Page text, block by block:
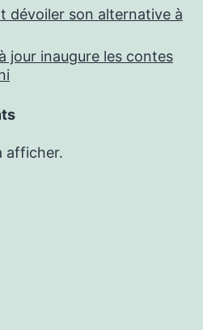
dévoiler son alternative à
jour inaugure les contes
afficher.